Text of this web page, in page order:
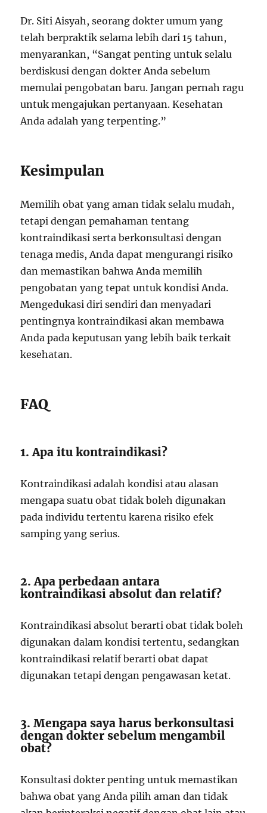
Dr. Siti Aisyah, seorang dokter umum yang
telah berpraktik selama lebih dari 15 tahun,
menyarankan, “Sangat penting untuk selalu
berdiskusi dengan dokter Anda sebelum
memulai pengobatan baru. Jangan pernah ragu
untuk mengajukan pertanyaan. Kesehatan
Anda adalah yang terpenting.”
Kesimpulan
Memilih obat yang aman tidak selalu mudah,
tetapi dengan pemahaman tentang
kontraindikasi serta berkonsultasi dengan
tenaga medis, Anda dapat mengurangi risiko
dan memastikan bahwa Anda memilih
pengobatan yang tepat untuk kondisi Anda.
Mengedukasi diri sendiri dan menyadari
pentingnya kontraindikasi akan membawa
Anda pada keputusan yang lebih baik terkait
kesehatan.
FAQ
1. Apa itu kontraindikasi?
Kontraindikasi adalah kondisi atau alasan
mengapa suatu obat tidak boleh digunakan
pada individu tertentu karena risiko efek
samping yang serius.
2. Apa perbedaan antara
kontraindikasi absolut dan relatif?
Kontraindikasi absolut berarti obat tidak boleh
digunakan dalam kondisi tertentu, sedangkan
kontraindikasi relatif berarti obat dapat
digunakan tetapi dengan pengawasan ketat.
3. Mengapa saya harus berkonsultasi
dengan dokter sebelum mengambil
obat?
Konsultasi dokter penting untuk memastikan
bahwa obat yang Anda pilih aman dan tidak